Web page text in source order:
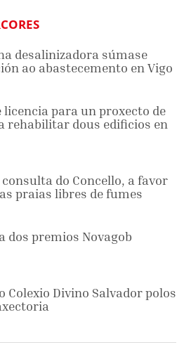
desalinizadora súmase
ao abastecemento en Vigo
licencia para un proxecto de
rehabilitar dous edificios en
consulta do Concello, a favor
praias libres de fumes
dos premios Novagob
Colexio Divino Salvador polos